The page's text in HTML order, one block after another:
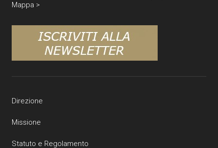
Mappa >
Direzione
Missione
Statuto e Regolamento